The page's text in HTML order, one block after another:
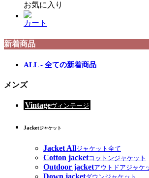
お気に入り
カート
新着商品
ALL - 全ての新着商品
メンズ
Vintageヴィンテージ
Jacketジャケット
Jacket Allジャケット全て
Cotton jacketコットンジャケット
Outdoor jacketアウトドアジャケ
Down jacket